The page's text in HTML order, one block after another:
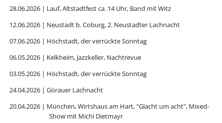
28.06.2026 | Lauf, Altstadtfest ca. 14 Uhr, Band mit Witz
12.06.2026 | Neustadt b. Coburg, 2. Neustadter Lachnacht
07.06.2026 | Höchstadt, der verrückte Sonntag
06.05.2026 | Kelkheim, Jazzkeller, Nachtrevue
03.05.2026 | Höchstadt, der verrückte Sonntag
24.04.2026 | Görauer Lachnacht
20.04.2026 | München, Wirtshaus am Hart, "Glacht um acht", Mixed-
Show mit Michi Dietmayr